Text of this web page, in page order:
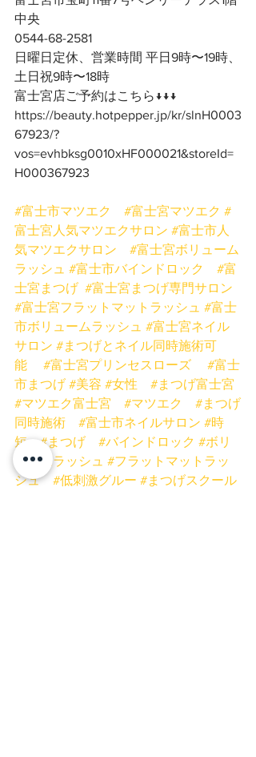
中央
0544-68-2581
日曜日定休、営業時間 平日9時〜19時、
土日祝9時〜18時
富士宮店ご予約はこちら↓↓↓
https://beauty.hotpepper.jp/kr/slnH0003
67923/?
vos=evhbksg0010xHF000021&storeId=
H000367923
#富士市マツエク #富士宮マツエク #
富士宮人気マツエクサロン #富士市人
気マツエクサロン
#富士宮ボリューム
ラッシュ #富士市バインドロック
#富
士宮まつげ #富士宮まつげ専門サロン
#富士宮フラットマットラッシュ #富士
市ボリュームラッシュ #富士宮ネイル
サロン #まつげとネイル同時施術可
能
#富士宮プリンセスローズ
#富士
市まつげ #美容 #女性
#まつげ富士宮
#マツエク富士宮
#マツエク
#まつげ
同時施術
#富士市ネイルサロン #時
短
#まつげ #バインドロック #ボリ
ュームラッシュ #フラットマットラッ
シュ
#低刺激グルー #まつげスクール